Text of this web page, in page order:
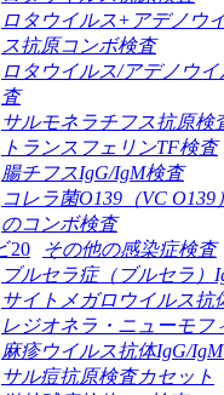
ロタウイルス+アデノウ
ス抗原コンボ検査
ロタウイルス/アデノウ
査
サルモネラチフス抗原検
トランスフェリンTF検査
腸チフスIgG/IgM検査
コレラ菌O139（VC O139
のコンボ検査
その他の感染症検査
ブルセラ症（ブルセラ）
サイトメガロウイルス抗
レジオネラ・ニューモフ
麻疹ウイルス抗体IgG/
サル痘抗原検査カセット